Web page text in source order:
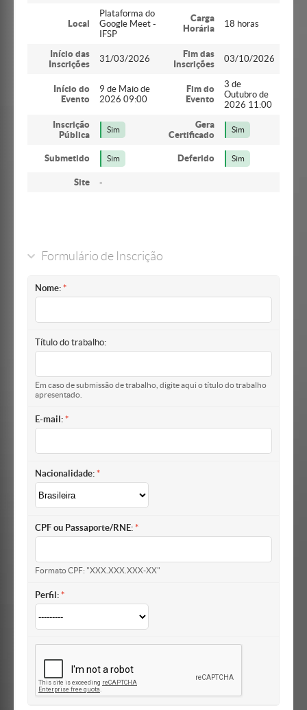
Local
Plataforma do
Google Meet -
IFSP
Carga
Horária
18 horas
Início das
Inscrições
31/03/2026
Fim das
Inscrições
03/10/2026
Início do
Evento
9 de Maio de
2026 09:00
Fim do
Evento
3 de
Outubro de
2026 11:00
Inscrição
Pública
Sim
Gera
Certificado
Sim
Submetido Sim Deferido Sim
Site -
Formulário de Inscrição
Nome:
Título do trabalho:
Em caso de submissão de trabalho, digite aqui o título do trabalho
apresentado.
E-mail:
Nacionalidade:
CPF ou Passaporte/RNE:
Formato CPF: "XXX.XXX.XXX-XX"
Perfil: